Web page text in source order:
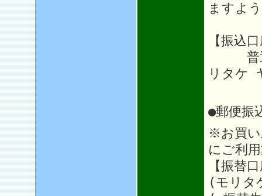
ますよ
【振込
普通
リタケ
●郵便振
※お買い
にご利
【振替
(モリタ